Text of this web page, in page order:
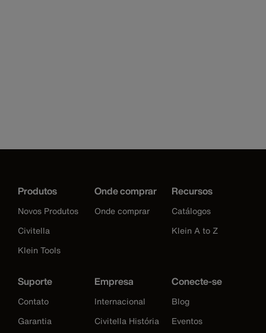
Produtos
Novos Produtos
Civitella
Klein Tools
Onde comprar
Onde comprar
Recursos
Catálogos
Klein A to Z
Suporte
Contato
Garantia
Empresa
Internacional
Civitella História
Conecte-se
Blog
Eventos